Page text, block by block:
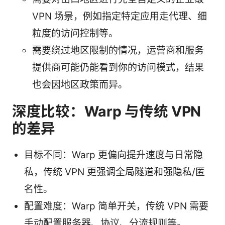
VPN 场景，例如指定特定应用走代理、细
粒度的访问控制等。
需要绕过地区限制的情况，运营商和服务
提供商可能仍能看到你的访问模式，结果
也会因地区政策而异。
深度比较：Warp 与传统 VPN
的差异
目标不同：Warp 更偏向提升速度与日常隐
私，传统 VPN 更强调全局隧道和强隐私/匿
名性。
配置难度：Warp 简单开关，传统 VPN 需要